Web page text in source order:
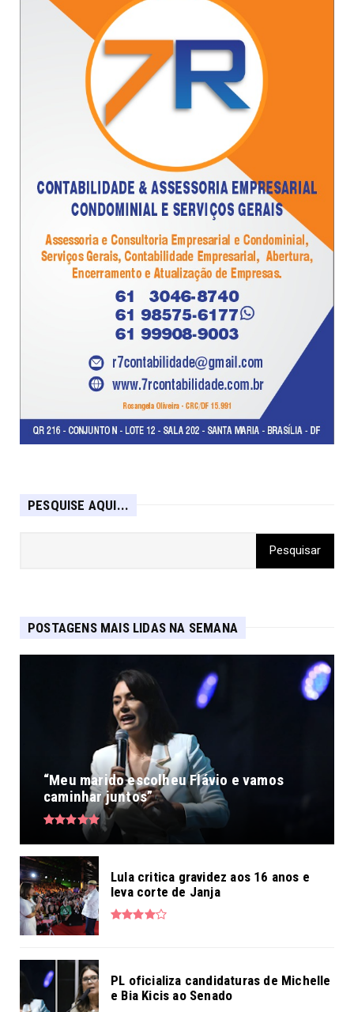
PESQUISE AQUI...
POSTAGENS MAIS LIDAS NA SEMANA
“Meu marido escolheu Flávio e vamos
caminhar juntos”
Lula critica gravidez aos 16 anos e
leva corte de Janja
PL oficializa candidaturas de Michelle
e Bia Kicis ao Senado